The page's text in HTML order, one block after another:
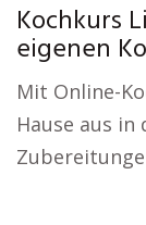
Kochkurs
eigenen
Mit Online-
Hause aus in